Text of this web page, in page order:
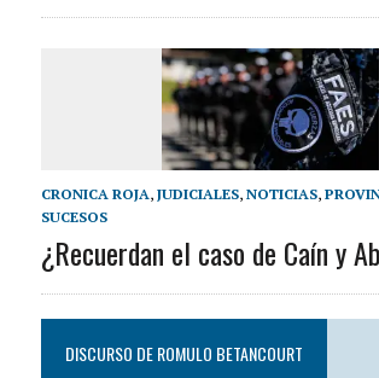
CRONICA ROJA, JUDICIALES, NOTICIAS,
SUCESOS
¿Recuerdan el caso de Caín y
DISCURSO DE ROMULO BETANCOURT